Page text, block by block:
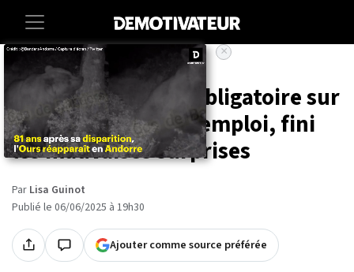
Accueil Lifestyle
Le salaire bientôt obligatoire sur
toutes les offres d'emploi, fini
les mauvaises surprises
Par Lisa Guinot
Publié le 06/06/2025 à 19h30
Ajouter comme source préférée
×